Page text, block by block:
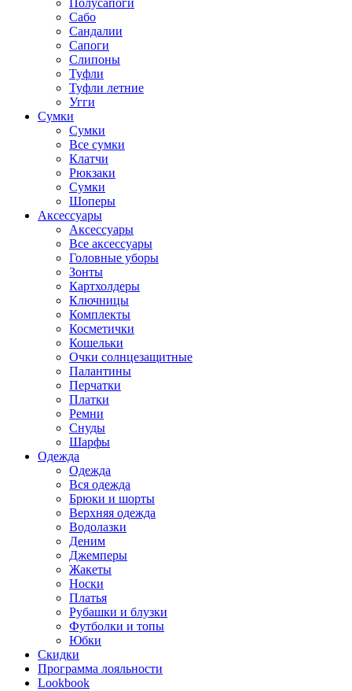
Полусапоги
Сабо
Сандалии
Сапоги
Слипоны
Туфли
Туфли летние
Угги
Сумки
Сумки
Все сумки
Клатчи
Рюкзаки
Сумки
Шоперы
Аксессуары
Аксессуары
Все аксессуары
Головные уборы
Зонты
Картхолдеры
Ключницы
Комплекты
Косметички
Кошельки
Очки солнцезащитные
Палантины
Перчатки
Платки
Ремни
Снуды
Шарфы
Одежда
Одежда
Вся одежда
Брюки и шорты
Верхняя одежда
Водолазки
Деним
Джемперы
Жакеты
Носки
Платья
Рубашки и блузки
Футболки и топы
Юбки
Скидки
Программа лояльности
Lookbook